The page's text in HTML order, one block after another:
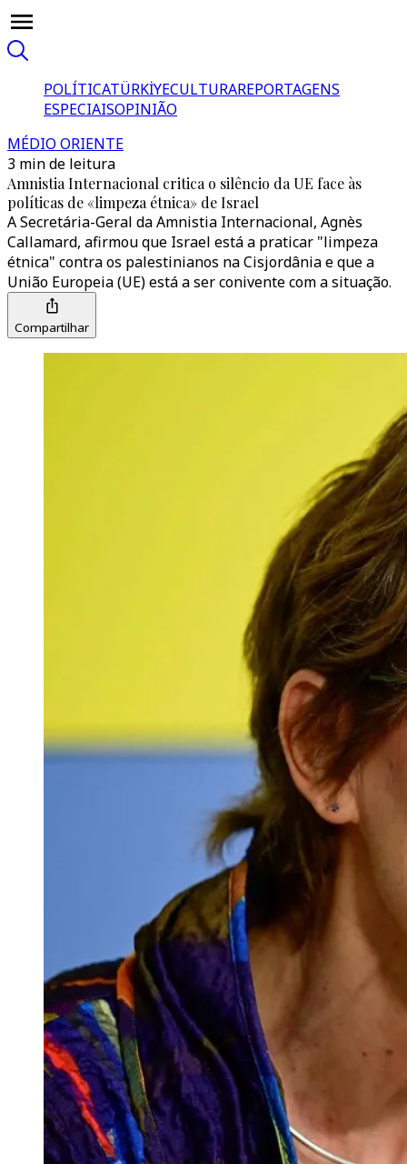
POLÍTICATÜRKİYECULTURAREPORTAGENS
ESPECIAISOPINIÃO
MÉDIO ORIENTE
3 min de leitura
Amnistia Internacional critica o silêncio da UE face às
políticas de «limpeza étnica» de Israel
A Secretária-Geral da Amnistia Internacional, Agnès
Callamard, afirmou que Israel está a praticar "limpeza
étnica" contra os palestinianos na Cisjordânia e que a
União Europeia (UE) está a ser conivente com a situação.
Compartilhar